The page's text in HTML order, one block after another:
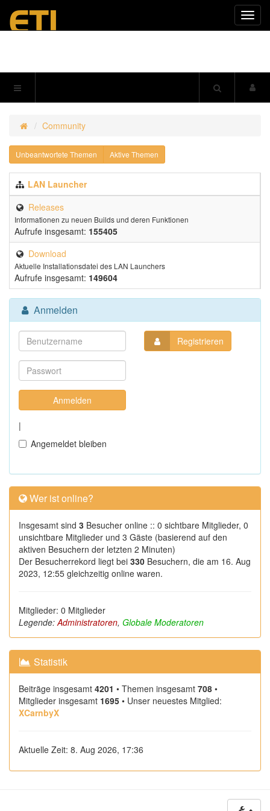
Community
Unbeantwortete Themen Aktive Themen
LAN Launcher
Releases
Informationen zu neuen Builds und deren Funktionen
Aufrufe insgesamt: 155405
Download
Aktuelle Installationsdatei des LAN Launchers
Aufrufe insgesamt: 149604
Anmelden
|
Angemeldet bleiben
Registrieren
Wer ist online?
Insgesamt sind 3 Besucher online :: 0 sichtbare Mitglieder, 0
unsichtbare Mitglieder und 3 Gäste (basierend auf den
aktiven Besuchern der letzten 2 Minuten)
Der Besucherrekord liegt bei 330 Besuchern, die am 16. Aug
2023, 12:55 gleichzeitig online waren.
Mitglieder: 0 Mitglieder
Legende:Administratoren, Globale Moderatoren
Statistik
Beiträge insgesamt 4201 • Themen insgesamt 708 •
Mitglieder insgesamt 1695 • Unser neuestes Mitglied:
XCarnbyX
Aktuelle Zeit: 8. Aug 2026, 17:36